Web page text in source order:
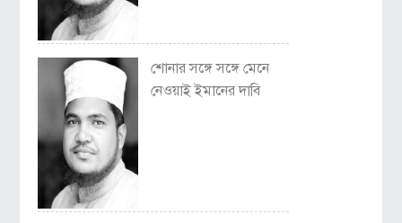
শোনার সঙ্গে সঙ্গে মেনে
নেওয়াই ইমানের দাবি